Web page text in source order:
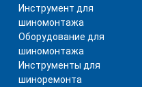
Инструмент для
шиномонтажа
Оборудование для
шиномонтажа
Инструменты для
шиноремонта